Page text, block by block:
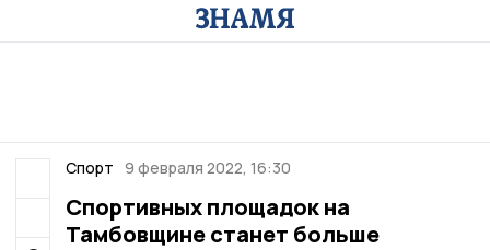
Спорт 9 февраля 2022, 16:30
Спортивных площадок на
Тамбовщине станет больше